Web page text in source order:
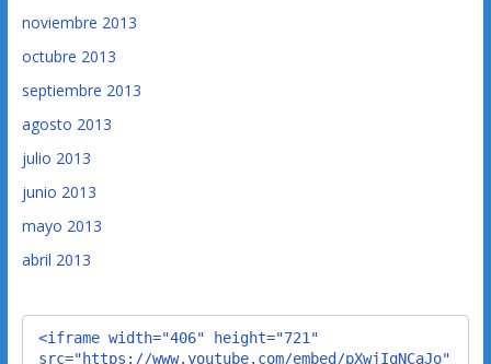
noviembre 2013
octubre 2013
septiembre 2013
agosto 2013
julio 2013
junio 2013
mayo 2013
abril 2013
<iframe width="406" height="721"
src="https://www.youtube.com/embed/pXwjIqNCaJo"